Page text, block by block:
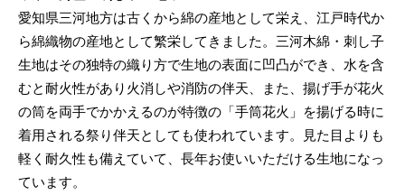
愛知県三河地方は古くから綿の産地として栄え、江戸時代か
ら綿織物の産地として繁栄してきました。三河木綿・刺し子
生地はその独特の織り方で生地の表面に凹凸ができ、水を含
むと耐火性があり火消しや消防の伴天、また、揚げ手が花火
の筒を両手でかかえるのが特徴の「手筒花火」を揚げる時に
着用される祭り伴天としても使われています。見た目よりも
軽く耐久性も備えていて、長年お使いいただける生地になっ
ています。